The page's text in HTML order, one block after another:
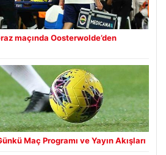
maçında Oosterwolde’den
Maç Programı ve Yayın Akışları